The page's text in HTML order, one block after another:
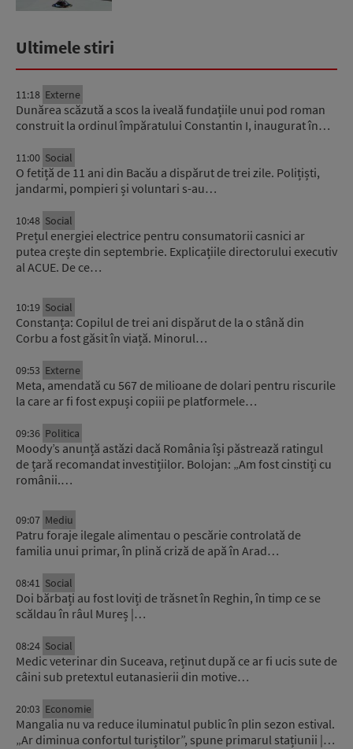
Ultimele stiri
11:18 Externe
Dunărea scăzută a scos la iveală fundațiile unui pod roman
construit la ordinul împăratului Constantin I, inaugurat în…
11:00 Social
O fetiță de 11 ani din Bacău a dispărut de trei zile. Polițiști,
jandarmi, pompieri și voluntari s-au…
10:48 Social
Prețul energiei electrice pentru consumatorii casnici ar
putea crește din septembrie. Explicațiile directorului executiv
al ACUE. De ce…
10:19 Social
Constanța: Copilul de trei ani dispărut de la o stână din
Corbu a fost găsit în viață. Minorul…
09:53 Externe
Meta, amendată cu 567 de milioane de dolari pentru riscurile
la care ar fi fost expuși copiii pe platformele…
09:36 Politica
Moody’s anunță astăzi dacă România își păstrează ratingul
de țară recomandat investițiilor. Bolojan: „Am fost cinstiți cu
românii.…
09:07 Mediu
Patru foraje ilegale alimentau o pescărie controlată de
familia unui primar, în plină criză de apă în Arad…
08:41 Social
Doi bărbați au fost loviți de trăsnet în Reghin, în timp ce se
scăldau în râul Mureș |…
08:24 Social
Medic veterinar din Suceava, reținut după ce ar fi ucis sute de
câini sub pretextul eutanasierii din motive…
20:03 Economie
Mangalia nu va reduce iluminatul public în plin sezon estival.
„Ar diminua confortul turiștilor”, spune primarul stațiunii |…